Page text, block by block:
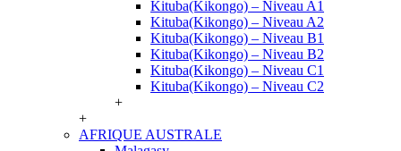
Kituba(Kikongo) – Niveau A1
Kituba(Kikongo) – Niveau A2
Kituba(Kikongo) – Niveau B1
Kituba(Kikongo) – Niveau B2
Kituba(Kikongo) – Niveau C1
Kituba(Kikongo) – Niveau C2
+
+
AFRIQUE AUSTRALE